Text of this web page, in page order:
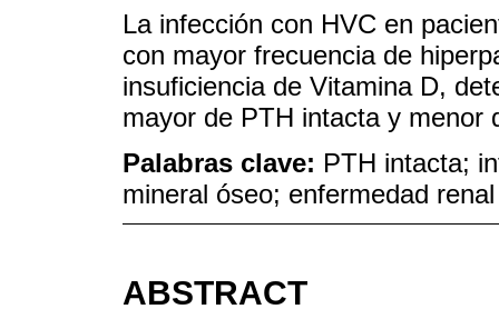
La infección con HVC en
con mayor frecuencia de
insuficiencia de Vitamina D,
mayor de PTH intacta y menor
Palabras clave: PTH intacta;
mineral óseo; enfermedad
ABSTRACT